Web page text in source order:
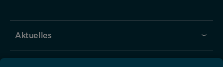
Aktuelles